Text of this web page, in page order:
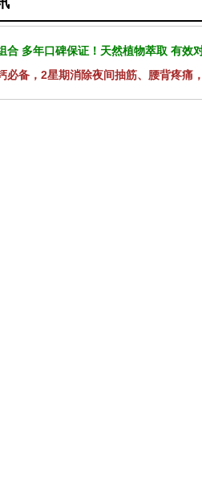
合 多年口碑保证！天然植物萃取 有效
必备，2星期消除夜间抽筋、腰背疼痛